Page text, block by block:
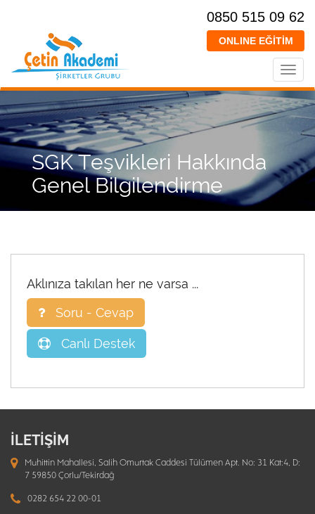
0850 515 09 62
ONLINE EĞİTİM
SGK Teşvikleri Hakkında
Genel Bilgilendirme
Aklınıza takılan her ne varsa ...
Soru - Cevap
Canlı Destek
İLETİŞİM
Muhittin Mahallesi, Salih Omurtak Caddesi Tülümen Apt. No: 31 Kat:4, D:
7 59850 Çorlu/Tekirdağ
0282 654 22 00-01